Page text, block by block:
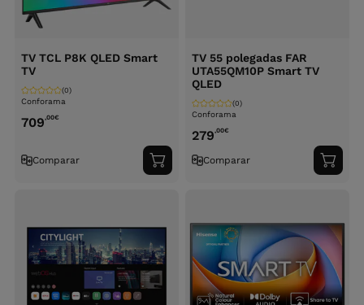
TV TCL P8K QLED Smart
TV
Conforama
(0)
709,00€
Comparar
Adicionar
ao
TV 55 polegadas FAR
UTA55QM10P Smart TV
QLED
Conforama
(0)
279,00€
Comparar
ao